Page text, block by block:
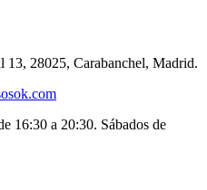
28025, Carabanchel, Madrid.
16:30 a 20:30. Sábados de